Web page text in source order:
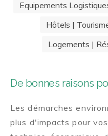
Equipements
Hôtels |
Logements |
De bonnes raisons
Les démarches
plus d'impacts pour